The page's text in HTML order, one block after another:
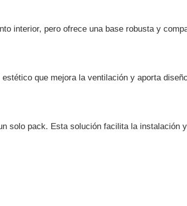
interior, pero ofrece una base robusta y
que mejora la ventilación y aporta
solo pack. Esta solución facilita la instalación